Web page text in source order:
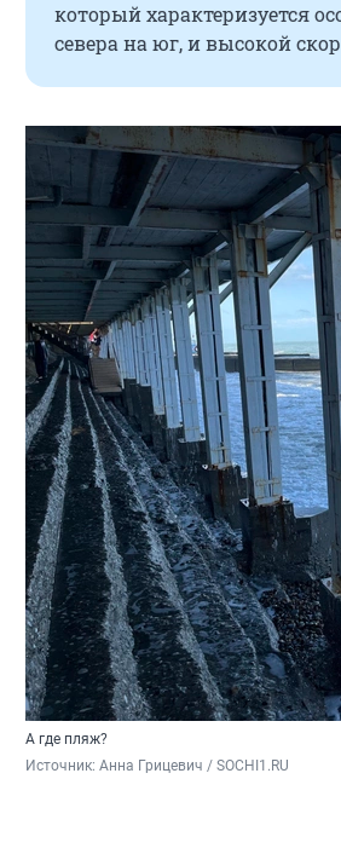
который характеризуется
севера на юг, и высокой
А где пляж?
Источник: Анна Грицевич / SOCHI1.RU